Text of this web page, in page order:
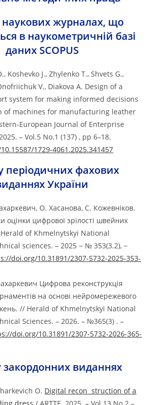
наукових журналах, що
в наукометричній базі
даних SCOPUS
Koshevko J., Zhylenko T., Shvets G.,
V., Diakova A. Design of a
system for making informed decisions
of machines for manufacturing leather
European Journal of Enterprise
– Vol.5 No.1 (137) , pp 6–18.
1729-4061.2025.341457
періодичних фахових
України
О. Хасанова, С. Кожевніков.
оцінки цифрової зрілості швейних
of Khmelnytskyi National
sciences. – 2025 − № 353(3.2), −
doi.org/10.31891/2307-5732-2025-353-
Цифрова реконструкція
на основі нейромережевого
// Herald of Khmelnytskyi National
Sciences. – 2026. – №365(3) . –
doi.org/10.31891/2307-5732-2026-365-
закордонних виданнях
О. Digital recon struction of a
dress / ARTTE. 2025. – Vol 13 No 2 –